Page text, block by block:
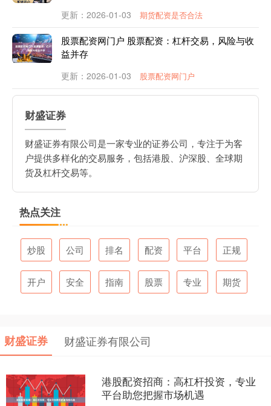
更新：2026-01-03 期货配资是否合法
股票配资网门户 股票配资：杠杆交易，风险与收
益并存
更新：2026-01-03 股票配资网门户
财盛证券
财盛证券有限公司是一家专业的证券公司，专注于为客
户提供多样化的交易服务，包括港股、沪深股、全球期
货及杠杆交易等。
热点关注
炒股 公司 排名 配资 平台 正规
开户 安全 指南 股票 专业 期货
财盛证券 财盛证券有限公司
港股配资招商：高杠杆投资，专业
平台助您把握市场机遇